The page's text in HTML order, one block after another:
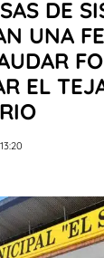
DE
UNA
EL